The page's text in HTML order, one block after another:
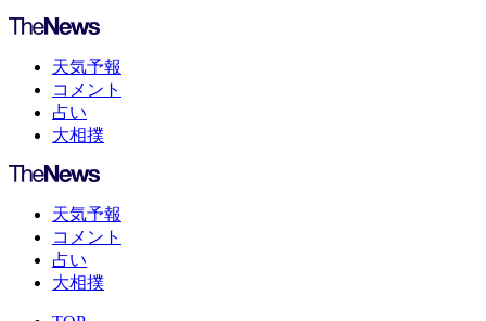
天気予報
コメント
占い
大相撲
天気予報
コメント
占い
大相撲